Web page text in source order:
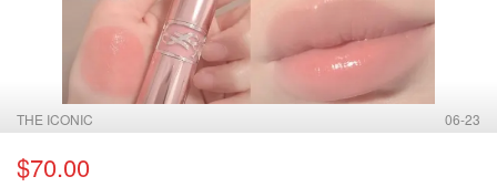
THE ICONIC 06-23
$70.00